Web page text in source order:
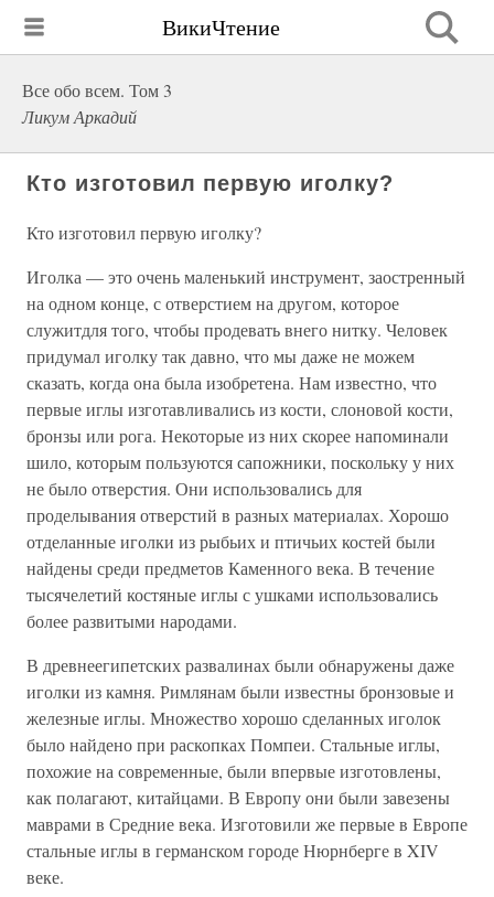
ВикиЧтение
Все обо всем. Том 3
Ликум Аркадий
Кто изготовил первую иголку?
Кто изготовил первую иголку?
Иголка — это очень маленький инструмент, заостренный
на одном конце, с отверстием на другом, которое
служитдля того, чтобы продевать внего нитку. Человек
придумал иголку так давно, что мы даже не можем
сказать, когда она была изобретена. Нам известно, что
первые иглы изготавливались из кости, слоновой кости,
бронзы или рога. Некоторые из них скорее напоминали
шило, которым пользуются сапожники, поскольку у них
не было отверстия. Они использовались для
проделывания отверстий в разных материалах. Хорошо
отделанные иголки из рыбьих и птичьих костей были
найдены среди предметов Каменного века. В течение
тысячелетий костяные иглы с ушками использовались
более развитыми народами.
В древнеегипетских развалинах были обнаружены даже
иголки из камня. Римлянам были известны бронзовые и
железные иглы. Множество хорошо сделанных иголок
было найдено при раскопках Помпеи. Стальные иглы,
похожие на современные, были впервые изготовлены,
как полагают, китайцами. В Европу они были завезены
маврами в Средние века. Изготовили же первые в Европе
стальные иглы в германском городе Нюрнберге в XIV
веке.